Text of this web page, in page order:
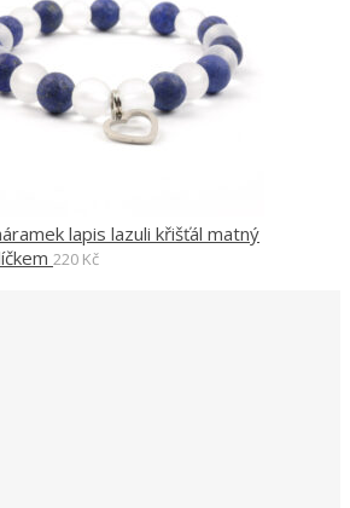
lapis lazuli křišťál matný
220 Kč